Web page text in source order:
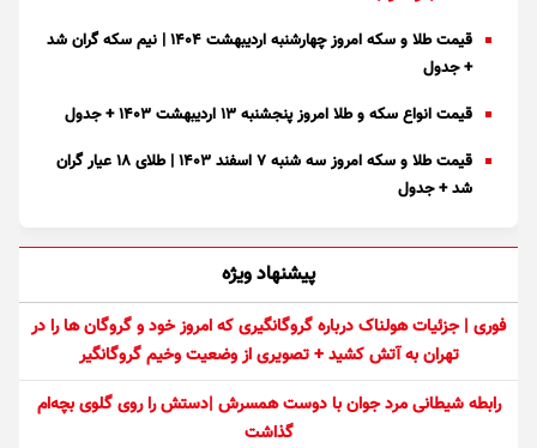
قیمت طلا و سکه امروز چهارشنبه اردیبهشت ۱۴۰۴ | نیم سکه گران شد
+ جدول
قیمت انواع سکه و طلا امروز پنجشنبه ۱۳ اردیبهشت ۱۴۰۳ + جدول
قیمت طلا و سکه امروز سه شنبه ۷ اسفند ۱۴۰۳ | طلای ۱۸ عیار گران
شد + جدول
پیشنهاد ویژه
فوری | جزئیات هولناک درباره گروگانگیری که امروز خود و گروگان ها را در
تهران به آتش کشید + تصویری از وضعیت وخیم گروگانگیر
رابطه شیطانی مرد جوان با دوست همسرش |دستش را روی گلوی بچه‌ام
گذاشت